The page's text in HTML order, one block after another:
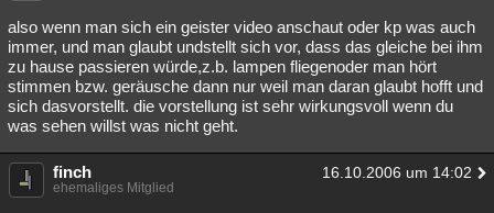
also wenn man sich ein geister video anschaut oder kp was auch
immer, und man glaubt undstellt sich vor, dass das gleiche bei ihm
zu hause passieren würde,z.b. lampen fliegenoder man hört
stimmen bzw. geräusche dann nur weil man daran glaubt hofft und
sich dasvorstellt. die vorstellung ist sehr wirkungsvoll wenn du
was sehen willst was nicht geht.
finch 16.10.2006 um 14:02
ehemaliges Mitglied